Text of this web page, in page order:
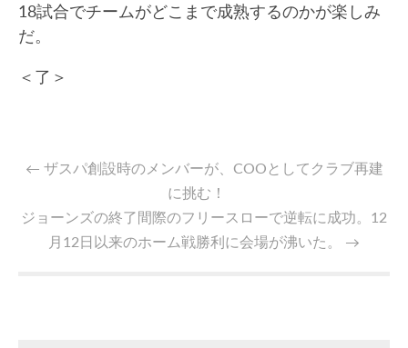
18試合でチームがどこまで成熟するのかが楽しみ
だ。
＜了＞
← ザスパ創設時のメンバーが、COOとしてクラブ再建
に挑む！
ジョーンズの終了間際のフリースローで逆転に成功。12
月12日以来のホーム戦勝利に会場が沸いた。
→